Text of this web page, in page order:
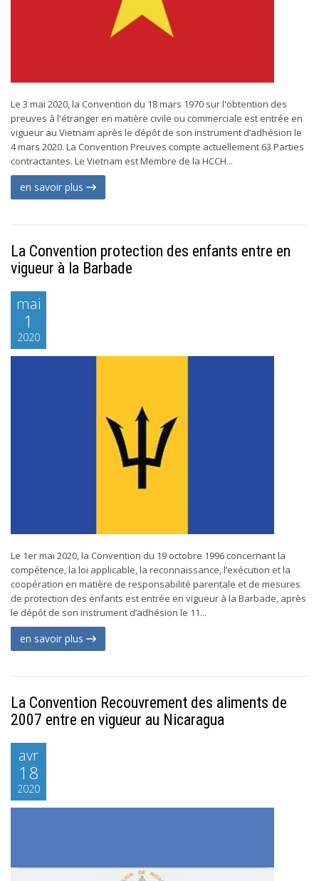
Le 3 mai 2020, la Convention du 18 mars 1970 sur l'obtention des
preuves à l'étranger en matière civile ou commerciale est entrée en
vigueur au Vietnam après le dépôt de son instrument d’adhésion le
4 mars 2020. La Convention Preuves compte actuellement 63 Parties
contractantes. Le Vietnam est Membre de la HCCH...
en savoir plus
La Convention protection des enfants entre en
vigueur à la Barbade
mai
1
2020
Le 1er mai 2020, la Convention du 19 octobre 1996 concernant la
compétence, la loi applicable, la reconnaissance, l’exécution et la
coopération en matière de responsabilité parentale et de mesures
de protection des enfants est entrée en vigueur à la Barbade, après
le dépôt de son instrument d’adhésion le 11...
en savoir plus
La Convention Recouvrement des aliments de
2007 entre en vigueur au Nicaragua
avr
18
2020